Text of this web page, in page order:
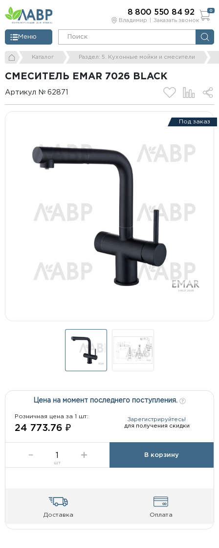
Владимир Заказать звонок
Меню
8 800 550 84 92 0
Каталог Раздел: 5. Кухонные мойки и смесители
СМЕСИТЕЛЬ EMAR 7026 BLACK
Артикул № 62871
Под заказ
Цена на момент последнего поступления.
Розничная цена за 1 шт:
24 773.76 ₽
Зарегистрируйтесь!
для получения скидки
шт
В корзину
Доставка Оплата